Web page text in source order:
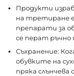
Продукти
на третиране
препарати за
се перат ръчно
Съхранение:
обувките на
пряка слънчева